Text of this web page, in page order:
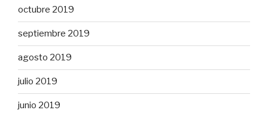
octubre 2019
septiembre 2019
agosto 2019
julio 2019
junio 2019